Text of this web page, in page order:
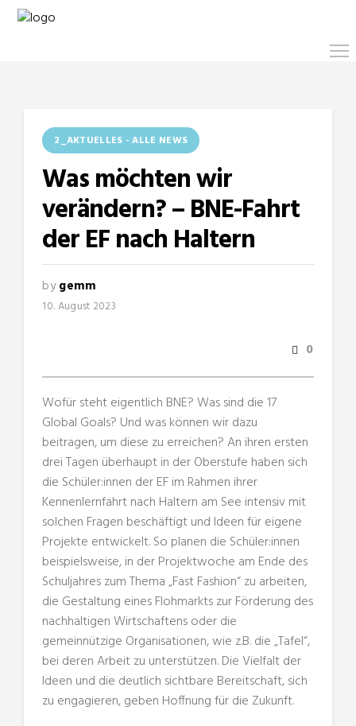
2_AKTUELLES - ALLE NEWS
Was möchten wir
verändern? – BNE-Fahrt
der EF nach Haltern
bygemm
10. August 2023
0
Wofür steht eigentlich BNE? Was sind die 17
Global Goals? Und was können wir dazu
beitragen, um diese zu erreichen? An ihren ersten
drei Tagen überhaupt in der Oberstufe haben sich
die Schüler:innen der EF im Rahmen ihrer
Kennenlernfahrt nach Haltern am See intensiv mit
solchen Fragen beschäftigt und Ideen für eigene
Projekte entwickelt. So planen die Schüler:innen
beispielsweise, in der Projektwoche am Ende des
Schuljahres zum Thema „Fast Fashion“ zu arbeiten,
die Gestaltung eines Flohmarkts zur Förderung des
nachhaltigen Wirtschaftens oder die
gemeinnützige Organisationen, wie z.B. die „Tafel“,
bei deren Arbeit zu unterstützen. Die Vielfalt der
Ideen und die deutlich sichtbare Bereitschaft, sich
zu engagieren, geben Hoffnung für die Zukunft.